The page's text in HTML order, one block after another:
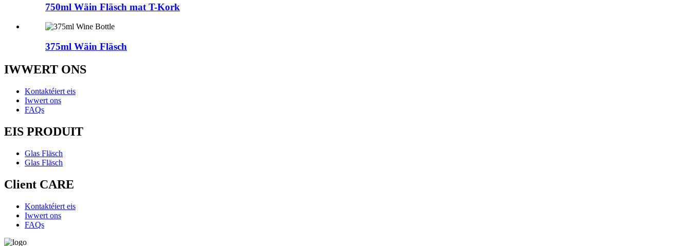
750ml Wäin Fläsch mat T-Kork
375ml Wäin Fläsch
IWWERT ONS
Kontaktéiert eis
Iwwert ons
FAQs
EIS PRODUIT
Glas Fläsch
Glas Fläsch
Client CARE
Kontaktéiert eis
Iwwert ons
FAQs